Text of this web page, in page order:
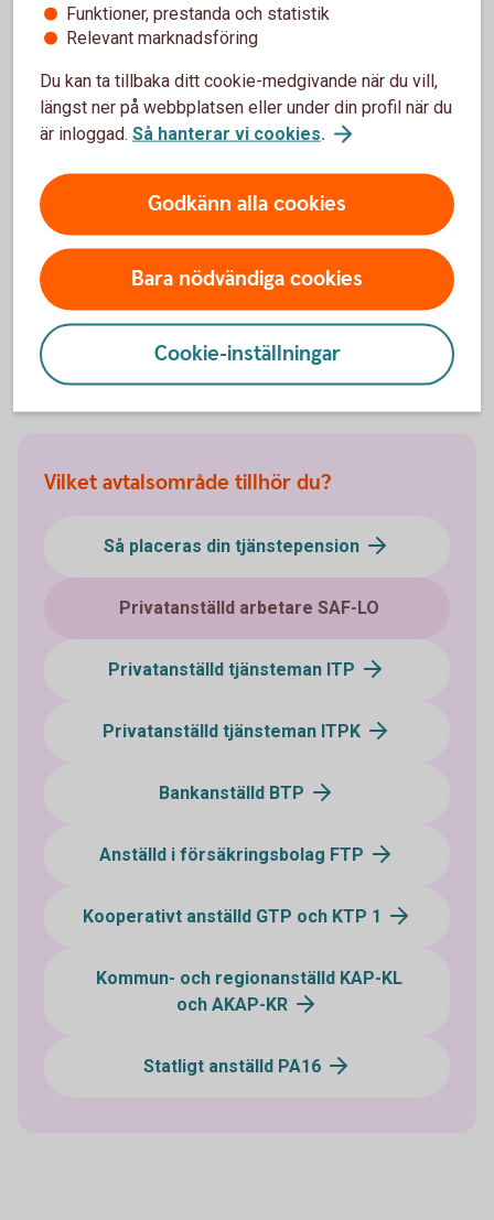
Hantera din tjänstepension i
Mina försäkringar
Mina försäkringar är en portal där du kan se innehav,
byta fonder och ändra framtida insättningar för
sparandeförsäkringar i Swedbank Försäkring. Allt du
behöver är ett Mobilt BankID, du behöver inte ha vår
internetbank eller app sedan innan.
Logga in i Minaförsäkringar
Vilket avtalsområde tillhör du?
Så placeras din tjänstepension
Privatanställd arbetare SAF-LO
Privatanställd tjänsteman ITP
Privatanställd tjänsteman ITPK
Bankanställd BTP
Anställd i försäkringsbolag FTP
Kooperativt anställd GTP och KTP 1
Kommun- och regionanställd KAP-KL
och AKAP-KR
Statligt anställd PA16
Funktioner, prestanda och statistik
Relevant marknadsföring
Du kan ta tillbaka ditt cookie-medgivande när du vill,
längst ner på webbplatsen eller under din profil när du
är inloggad. Så hanterar vi cookies.
Godkänn alla cookies
Bara nödvändiga cookies
Cookie-inställningar